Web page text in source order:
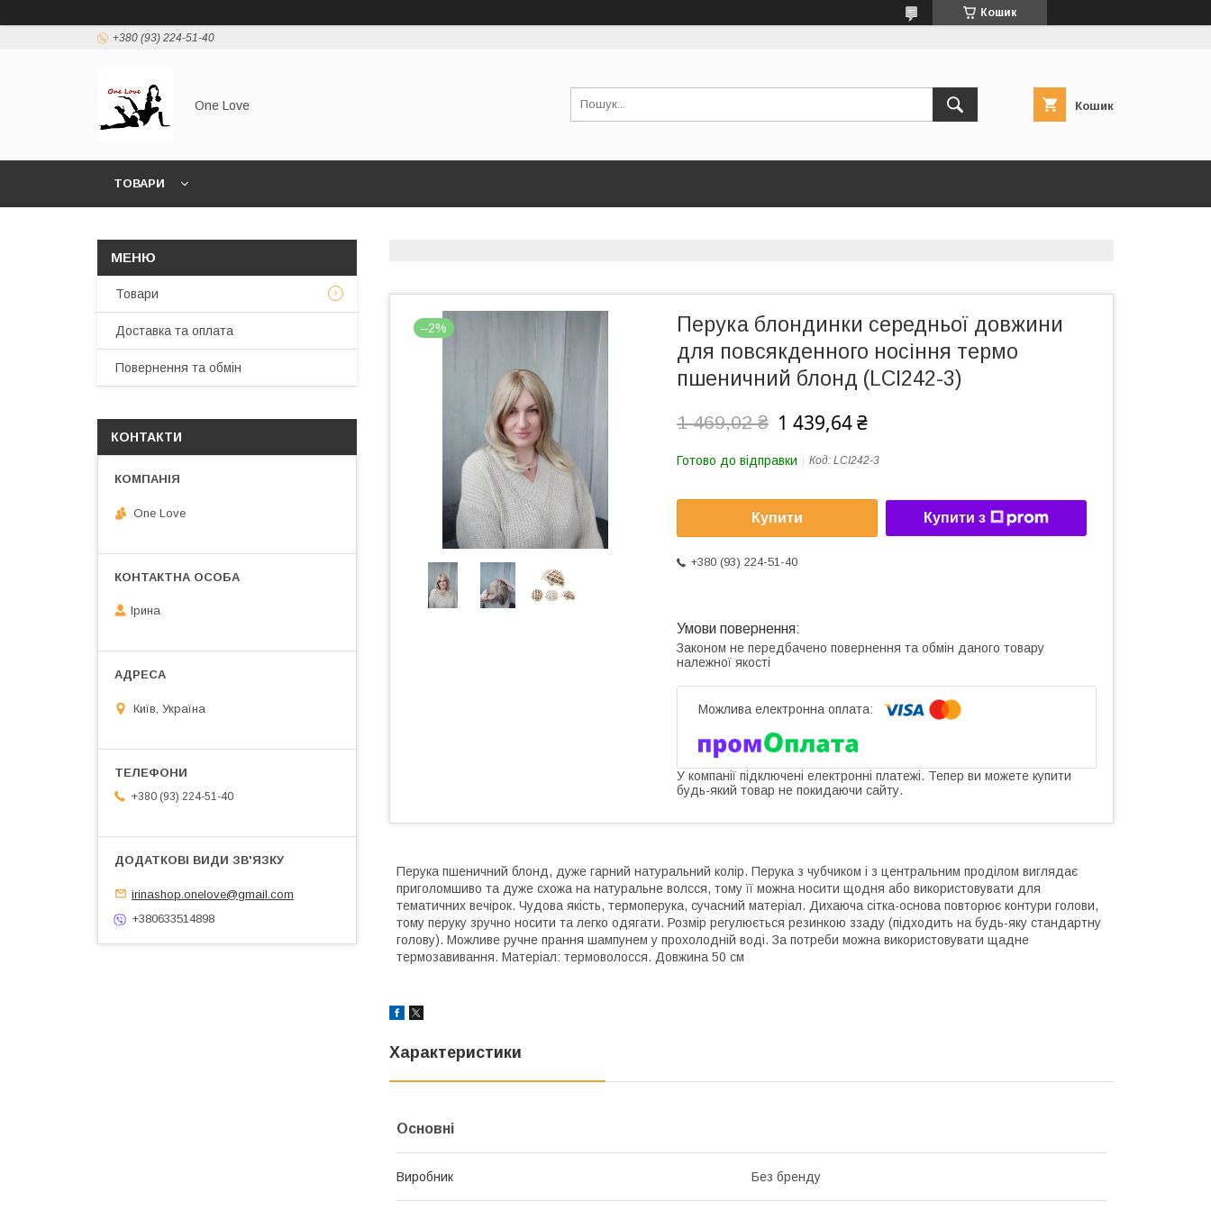
Кошик
+380 (93) 224-51-40
One Love Кошик
ТОВАРИ
–2%
Перука блондинки середньої довжини
для повсякденного носіння термо
пшеничний блонд (LCI242-3)
1 469,02 ₴ 1 439,64 ₴
Готово до відправки Код: LCI242-3
Купити Купити з
+380 (93) 224-51-40
Законом не передбачено повернення та обмін даного товару
належної якості
У компанії підключені електронні платежі. Тепер ви можете купити
будь-який товар не покидаючи сайту.
Перука пшеничний блонд, дуже гарний натуральний колір. Перука з чубчиком і з центральним проділом виглядає
приголомшиво та дуже схожа на натуральне волсся, тому її можна носити щодня або використовувати для
тематичних вечірок. Чудова якість, термоперука, сучасний матеріал. Дихаюча сітка-основа повторює контури голови,
тому перуку зручно носити та легко одягати. Розмір регулюється резинкою ззаду (підходить на будь-яку стандартну
голову). Можливе ручне прання шампунем у прохолодній воді. За потреби можна використовувати щадне
термозавивання. Матеріал: термоволосся. Довжина 50 см
Характеристики
Основні
Виробник Без бренду
Товари
Доставка та оплата
Повернення та обмін
КОНТАКТИ
One Love
Ірина
Київ, Україна
+380 (93) 224-51-40
irinashop.onelove@gmail.com
+380633514898